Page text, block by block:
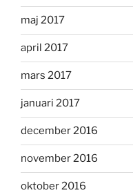
maj 2017
april 2017
mars 2017
januari 2017
december 2016
november 2016
oktober 2016